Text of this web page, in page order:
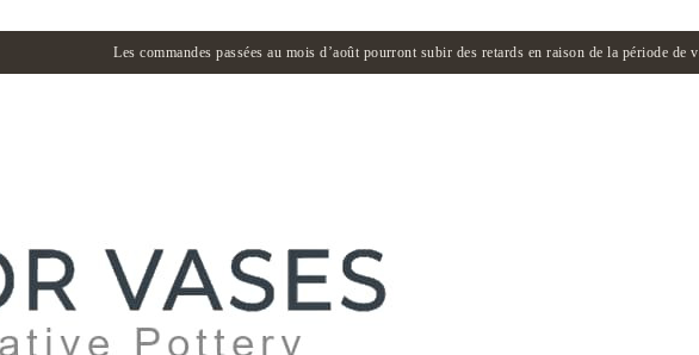
Les commandes passées au mois d’août pourront subir des retards en raison de la période de